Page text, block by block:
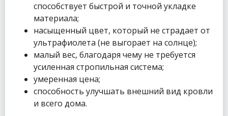
способствует быстрой и точной укладке
материала;
насыщенный цвет, который не страдает от
ультрафиолета (не выгорает на солнце);
малый вес, благодаря чему не требуется
усиленная стропильная система;
умеренная цена;
способность улучшать внешний вид кровли
и всего дома.